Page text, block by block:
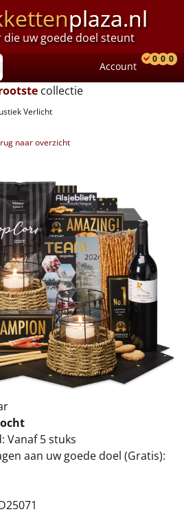
plaza.nl
die uw goede doel steunt
2026
Account
0 0 0
collectie
Verlicht
naar overzicht
Vanaf 5 stuks
aan uw goede doel (Gratis):